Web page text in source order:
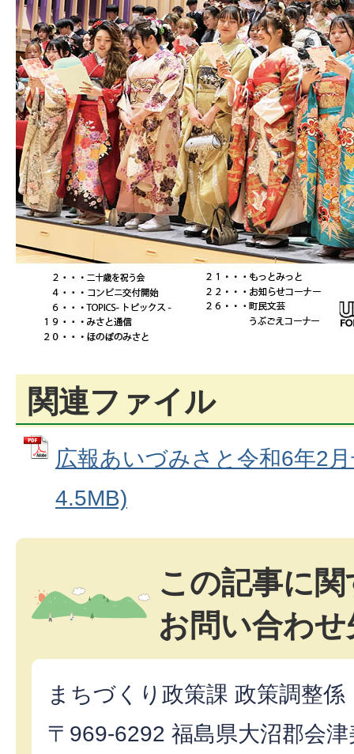
関連ファイル
広報あいづみさと令和6年2
4.5MB)
この記事に
お問い合わせ
まちづくり政策課 政策調整係
〒969-6292 福島県大沼郡会